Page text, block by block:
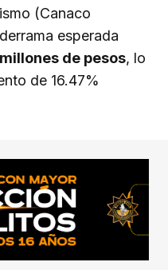
(Canaco
esperada
de pesos, lo
de 16.47%